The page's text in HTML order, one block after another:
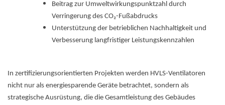
Beitrag zur Umweltwirkungspunktzahl durch
Verringerung des CO₂-Fußabdrucks
Unterstützung der betrieblichen Nachhaltigkeit und
Verbesserung langfristiger Leistungskennzahlen
In zertifizierungsorientierten Projekten werden HVLS-Ventilatoren
nicht nur als energiesparende Geräte betrachtet, sondern als
strategische Ausrüstung, die die Gesamtleistung des Gebäudes